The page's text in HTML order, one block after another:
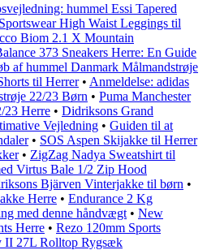
hummel Essi Tapered
High Waist Leggings til
Biom 2.1 X Mountain
373 Sneakers Herre: En Guide
af hummel Danmark Målmandstrøje
til Herrer• Anmeldelse: adidas
22/23 Børn • Puma Manchester
23 Herre • Didriksons Grand
Vejledning • Guiden til at
• SOS Aspen Skijakke til Herrer
• ZigZag Nadya Sweatshirt til
Virtus Bale 1/2 Zip Hood
Bjärven Vinterjakke til børn •
Herre • Endurance 2 Kg
med denne håndvægt • New
Herre • Rezo 120mm Sports
II 27L Rolltop Rygsæk